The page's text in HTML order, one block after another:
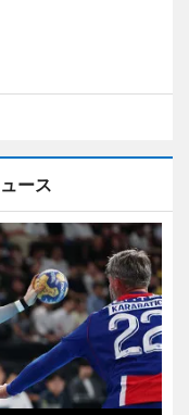
ース